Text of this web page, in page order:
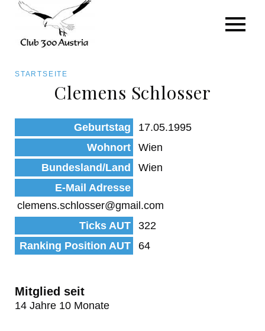
zum
Inhalt
Pfadnavigation
STARTSEITE
Clemens Schlosser
Geburtstag
17.05.1995
Wohnort
Wien
Bundesland/Land
Wien
E-Mail Adresse
clemens.schlosser@gmail.com
Ticks AUT
322
Ranking Position AUT
64
Mitglied seit
14 Jahre 10 Monate
Art/Species
Status
Kategorie für die Österreich-Liste
Beobachtungen